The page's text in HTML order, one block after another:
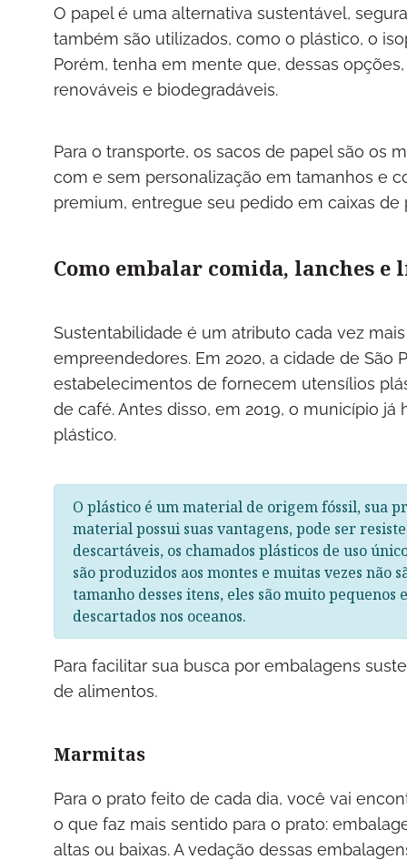
O papel é uma alternativa sustentável,
também são utilizados, como o plástico, o
Porém, tenha em mente que, dessas
renováveis e biodegradáveis.
Para o transporte, os sacos de papel são os
com e sem personalização em tamanhos e
premium, entregue seu pedido em caixas
Como embalar comida, lanches
Sustentabilidade é um atributo cada vez
empreendedores. Em 2020, a cidade de São
estabelecimentos de fornecem utensílios
de café. Antes disso, em 2019, o município
plástico.
O plástico é um material de origem fóssil, sua
material possui suas vantagens, pode ser
descartáveis, os chamados plásticos de uso
são produzidos aos montes e muitas vezes
tamanho desses itens, eles são muito
descartados nos oceanos.
Para facilitar sua busca por embalagens
de alimentos.
Marmitas
Para o prato feito de cada dia, você vai
o que faz mais sentido para o prato:
altas ou baixas. A vedação dessas